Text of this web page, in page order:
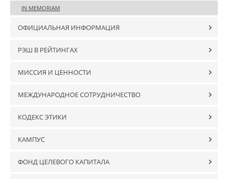
IN MEMORIAM
ОФИЦИАЛЬНАЯ ИНФОРМАЦИЯ
РЭШ В РЕЙТИНГАХ
МИССИЯ И ЦЕННОСТИ
МЕЖДУНАРОДНОЕ СОТРУДНИЧЕСТВО
КОДЕКС ЭТИКИ
КАМПУС
ФОНД ЦЕЛЕВОГО КАПИТАЛА